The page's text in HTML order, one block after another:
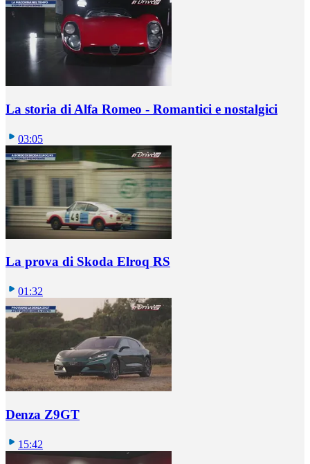
La storia di Alfa Romeo - Romantici e nostalgici
03:05
La prova di Skoda Elroq RS
01:32
Denza Z9GT
15:42